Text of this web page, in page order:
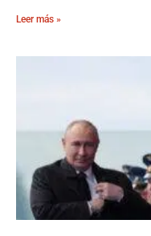
Leer más »